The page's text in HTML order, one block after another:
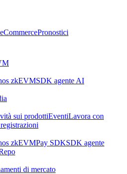
Pronostici
zkEVMSDK agente AI
sui prodottiEventiLavora con
zkEVMPay SDKSDK agente
di mercato